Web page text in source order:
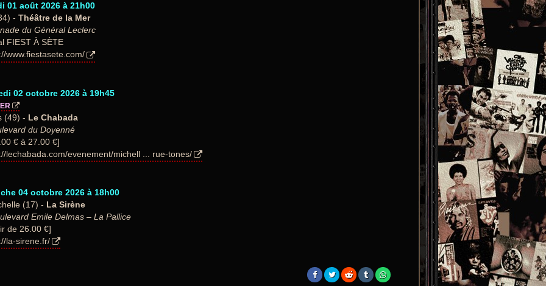
01 août 2026 à 21h00
- Théâtre de la Mer
du Général Leclerc
FIEST À SÈTE
www.fiestasete.com/
02 octobre 2026 à 19h45
(49) - Le Chabada
du Doyenné
€ à 27.00 €]
lechabada.com/evenement/michell ... rue-tones/
04 octobre 2026 à 18h00
(17) - La Sirène
Emile Delmas – La Pallice
de 26.00 €]
la-sirene.fr/